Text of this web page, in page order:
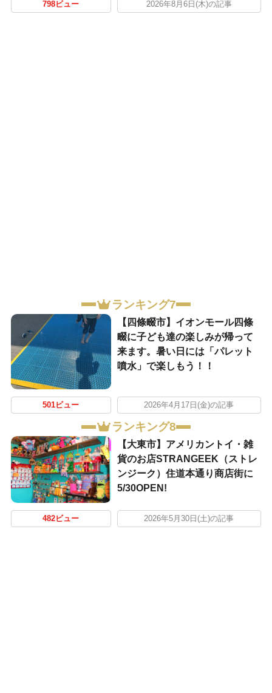
798ビュー 2026年8月6日(木)の記事
ランキング7
【四條畷市】イオンモール四條
畷に子ども達の楽しみが帰って
来ます。暑い日には「パレット
噴水」で楽しもう！！
501ビュー 2026年4月17日(金)の記事
ランキング8
【大東市】アメリカントイ・雑
貨のお店STRANGEEK（ストレ
ンジーク）住道本通り商店街に
5/30OPEN!
482ビュー 2026年5月30日(土)の記事